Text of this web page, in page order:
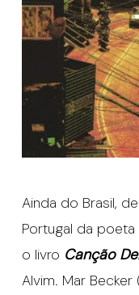
Ainda do Brasil,
Portugal da poeta
o livro Canção
Alvim. Mar Becker